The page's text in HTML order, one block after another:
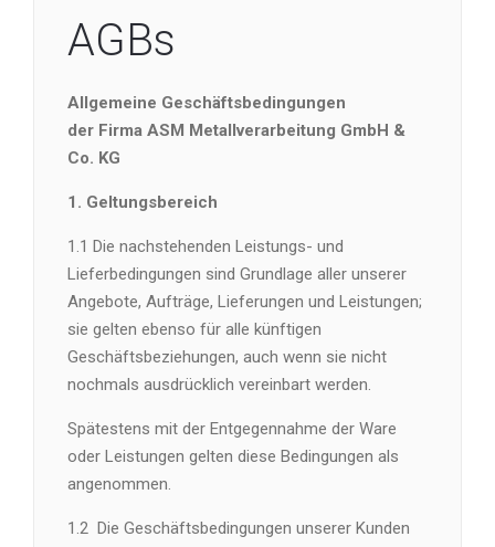
AGBs
Allgemeine Geschäftsbedingungen
der Firma ASM Metallverarbeitung GmbH &
Co. KG
1. Geltungsbereich
1.1 Die nachstehenden Leistungs- und
Lieferbedingungen sind Grundlage aller unserer
Angebote, Aufträge, Lieferungen und Leistungen;
sie gelten ebenso für alle künftigen
Geschäftsbeziehungen, auch wenn sie nicht
nochmals ausdrücklich vereinbart werden.
Spätestens mit der Entgegennahme der Ware
oder Leistungen gelten diese Bedingungen als
angenommen.
1.2 Die Geschäftsbedingungen unserer Kunden